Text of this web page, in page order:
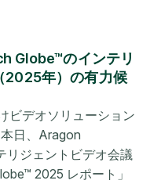
Globe™のインテリ
2025年）の有力候
ビデオソリューション
日、Aragon
リジェントビデオ会議
2025 レポート」